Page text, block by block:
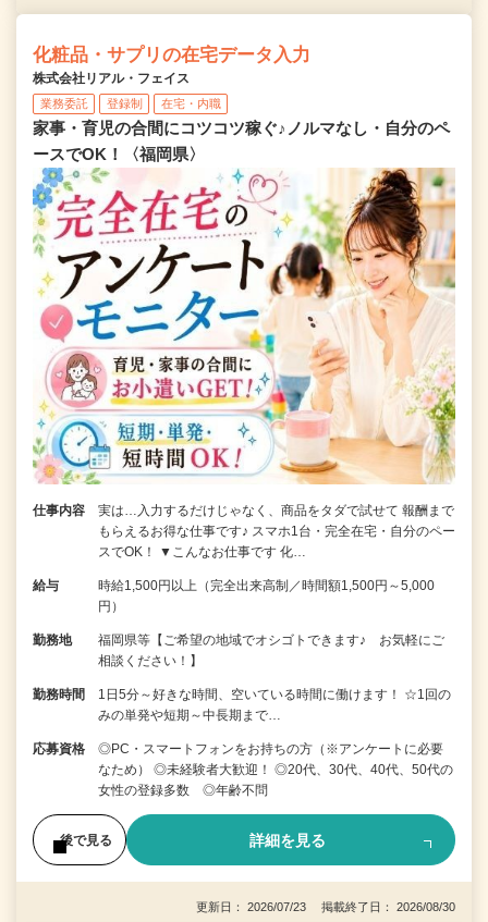
化粧品・サプリの在宅データ入力
株式会社リアル・フェイス
業務委託 登録制 在宅・内職
家事・育児の合間にコツコツ稼ぐ♪ノルマなし・自分のペ
ースでOK！〈福岡県〉
仕事内容
実は…入力するだけじゃなく、商品をタダで試せて 報酬まで
もらえるお得な仕事です♪ スマホ1台・完全在宅・自分のペー
スでOK！ ▼こんなお仕事です 化…
給与
時給1,500円以上（完全出来高制／時間額1,500円～5,000
円）
勤務地
福岡県等【ご希望の地域でオシゴトできます♪ お気軽にご
相談ください！】
勤務時間
1日5分～好きな時間、空いている時間に働けます！ ☆1回の
みの単発や短期～中長期まで…
応募資格
◎PC・スマートフォンをお持ちの方（※アンケートに必要
なため） ◎未経験者大歓迎！ ◎20代、30代、40代、50代の
女性の登録多数 ◎年齢不問
後で見る 詳細を見る
更新日： 2026/07/23 掲載終了日： 2026/08/30